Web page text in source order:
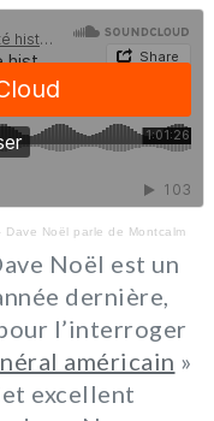
Noël parle de Montcalm
Noël est un
dernière,
l’interroger
américain »
excellent